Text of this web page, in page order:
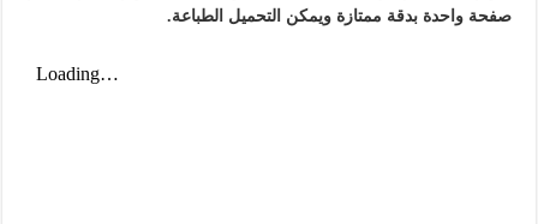
صفحة واحدة بدقة ممتازة ويمكن التحميل الطباعة.